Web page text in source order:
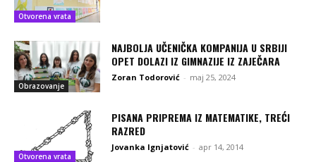
Otvorena vrata
Obrazovanje
NAJBOLJA UČENIČKA KOMPANIJA U SRBIJI
OPET DOLAZI IZ GIMNAZIJE IZ ZAJEČARA
Zoran Todorović - maj 25, 2024
Otvorena vrata
PISANA PRIPREMA IZ MATEMATIKE, TREĆI
RAZRED
Jovanka Ignjatović - apr 14, 2014